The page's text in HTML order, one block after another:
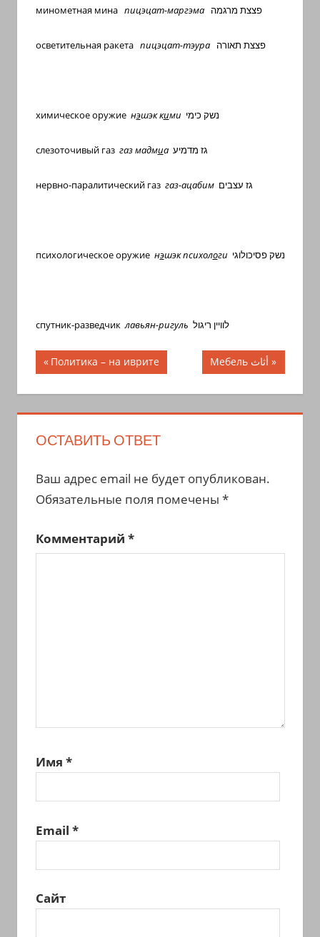
минометная мина пицэцат-маргэма פצצת מרגמה
осветительная ракета пицэцат-тэура פצצת תאורה
химическое оружие нэшэк кими נשק כימי
слезоточивый газ газ мадмиа גז מדמיע
нервно-паралитический газ газ-ацабим גז עצבים
психологическое оружие нэшэк психологи נשק פסיכולוגי
спутник-разведчиклавьян-ригуль לוויין ריגול
Навигация
по
записям
Предыдущая
запись;
Политика – на иврите
Следующая
запись:
Мебель أثاث
ОСТАВИТЬ ОТВЕТ
Ваш адрес email не будет опубликован.
Обязательные поля помечены *
Комментарий *
Имя *
Email *
Сайт